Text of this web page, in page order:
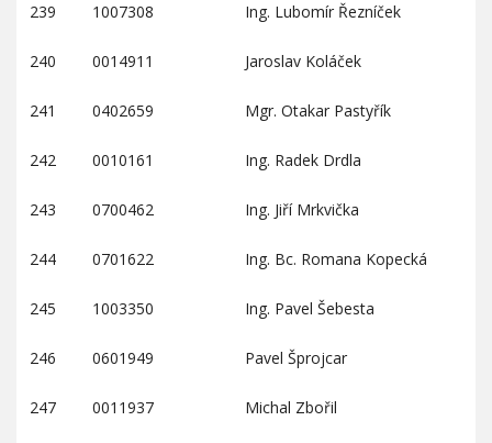
239 1007308 Ing. Lubomír Řezníček
240 0014911 Jaroslav Koláček
241 0402659 Mgr. Otakar Pastyřík
242 0010161 Ing. Radek Drdla
243 0700462 Ing. Jiří Mrkvička
244 0701622 Ing. Bc. Romana Kopecká
245 1003350 Ing. Pavel Šebesta
246 0601949 Pavel Šprojcar
247 0011937 Michal Zbořil